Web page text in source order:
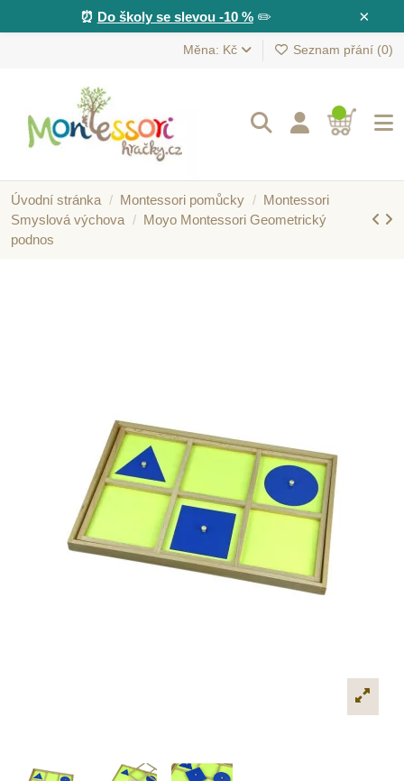
×
⏰ Do školy se slevou -10 %✏️
Měna: Kč Seznam přání (0)
Úvodní stránka Montessori pomůcky
Montessori
Smyslová výchova
Moyo Montessori Geometrický
podnos